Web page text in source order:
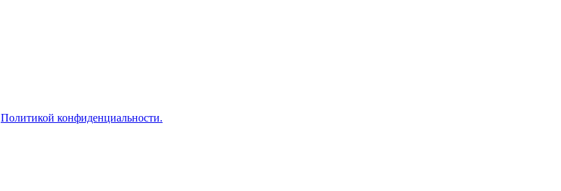
Политикой конфиденциальности.